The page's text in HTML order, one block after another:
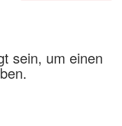
sein, um einen